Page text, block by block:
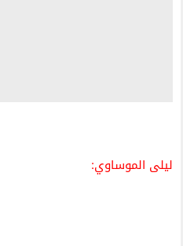
ليلى الموساوي: